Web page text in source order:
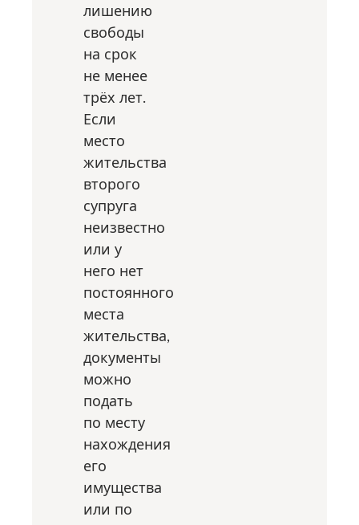
лишению
свободы
на срок
не менее
трёх лет.
Если
место
жительства
второго
супруга
неизвестно
или у
него нет
постоянного
места
жительства,
документы
можно
подать
по месту
нахождения
его
имущества
или по